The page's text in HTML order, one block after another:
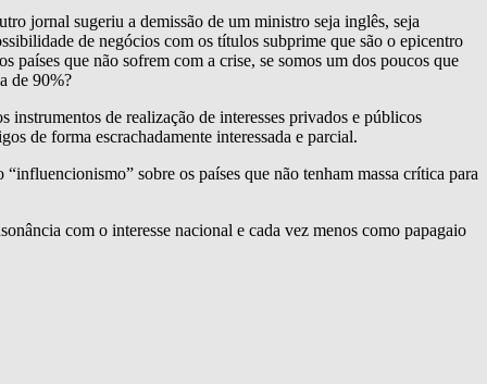
jornal sugeriu a demissão de um ministro seja inglês, seja
de negócios com os títulos subprime que são o epicentro
países que não sofrem com a crise, se somos um dos poucos que
de 90%?
de realização de interesses privados e públicos
de forma escrachadamente interessada e parcial.
sobre os países que não tenham massa crítica para
com o interesse nacional e cada vez menos como papagaio